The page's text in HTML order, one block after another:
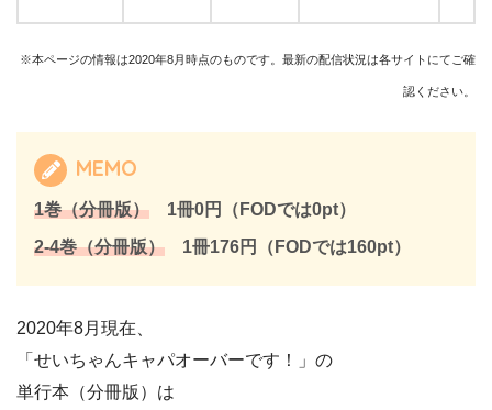
※本ページの情報は2020年8月時点のものです。最新の配信状況は各サイトにてご確
認ください。
MEMO
1巻（分冊版） 1冊0円（FODでは0pt）
2-4巻（分冊版） 1冊176円（FODでは160pt）
2020年8月現在、
「せいちゃんキャパオーバーです！」の
単行本（分冊版）は